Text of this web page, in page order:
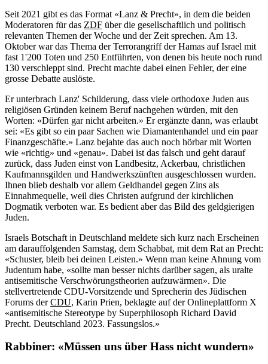
Seit 2021 gibt es das Format «Lanz & Precht», in dem die beiden
Moderatoren für das ZDF über die gesellschaftlich und politisch
relevanten Themen der Woche und der Zeit sprechen. Am 13.
Oktober war das Thema der Terrorangriff der Hamas auf Israel mit
fast 1'200 Toten und 250 Entführten, von denen bis heute noch rund
130 verschleppt sind. Precht machte dabei einen Fehler, der eine
grosse Debatte auslöste.
Er unterbrach Lanz' Schilderung, dass viele orthodoxe Juden aus
religiösen Gründen keinem Beruf nachgehen würden, mit den
Worten: «Dürfen gar nicht arbeiten.» Er ergänzte dann, was erlaubt
sei: «Es gibt so ein paar Sachen wie Diamantenhandel und ein paar
Finanzgeschäfte.» Lanz bejahte das auch noch hörbar mit Worten
wie «richtig» und «genau». Dabei ist das falsch und geht darauf
zurück, dass Juden einst von Landbesitz, Ackerbau, christlichen
Kaufmannsgilden und Handwerkszünften ausgeschlossen wurden.
Ihnen blieb deshalb vor allem Geldhandel gegen Zins als
Einnahmequelle, weil dies Christen aufgrund der kirchlichen
Dogmatik verboten war. Es bedient aber das Bild des geldgierigen
Juden.
Israels Botschaft in Deutschland meldete sich kurz nach Erscheinen
am darauffolgenden Samstag, dem Schabbat, mit dem Rat an Precht:
«Schuster, bleib bei deinen Leisten.» Wenn man keine Ahnung vom
Judentum habe, «sollte man besser nichts darüber sagen, als uralte
antisemitische Verschwörungstheorien aufzuwärmen». Die
stellvertretende CDU-Vorsitzende und Sprecherin des Jüdischen
Forums derCDU, Karin Prien, beklagte auf der Onlineplattform X
«antisemitische Stereotype by Superphilosoph Richard David
Precht. Deutschland 2023. Fassungslos.»
Rabbiner: «Müssen uns über Hass nicht wundern»